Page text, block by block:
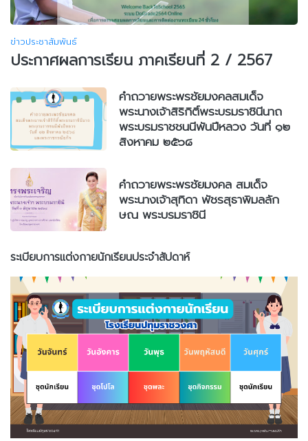
ข่าวประชาสัมพันธ์
ประกาศผลการเรียน ภาคเรียนที่ 2 / 2567
คำถวายพระพรชัยมงคลสมเด็จ
พระนางเจ้าสิริกิติ์พระบรมราชินีนาถ
พระบรมราชชนนีพันปีหลวง วันที่ ๑๒
สิงหาคม ๒๕๖๘
คำถวายพระพรชัยมงคล สมเด็จ
พระนางเจ้าสุทิดา พัชรสุธาพิมลลัก
ษณ พระบรมราชินี
ระเบียบการแต่งกายนักเรียนประจำสัปดาห์